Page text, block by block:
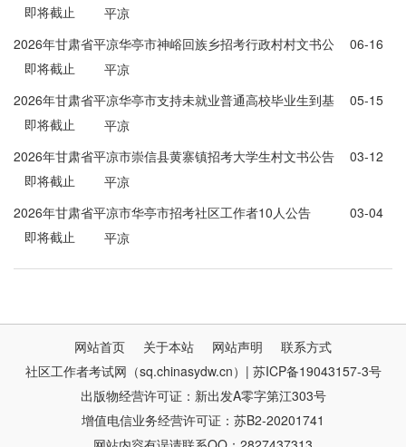
即将截止
平凉
2026年甘肃省平凉华亭市神峪回族乡招考行政村村文书公
告
06-16
即将截止
平凉
2026年甘肃省平凉华亭市支持未就业普通高校毕业生到基
层就业项目公告
05-15
即将截止
平凉
2026年甘肃省平凉市崇信县黄寨镇招考大学生村文书公告
03-12
即将截止
平凉
2026年甘肃省平凉市华亭市招考社区工作者10人公告
03-04
即将截止
平凉
网站首页 关于本站 网站声明
联系方式
社区工作者考试网（sq.chinasydw.cn）| 苏ICP备19043157-3号
出版物经营许可证：新出发A零字第江303号
增值电信业务经营许可证：苏B2-20201741